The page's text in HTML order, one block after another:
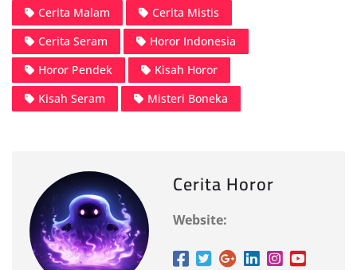
Cerita Malam
Cerita Mistis
Cerita Seram
Horor Indonesia
Horor Pendek
Kisah Horor
Kisah Seram
Misteri Boneka
Cerita Horor
Website: